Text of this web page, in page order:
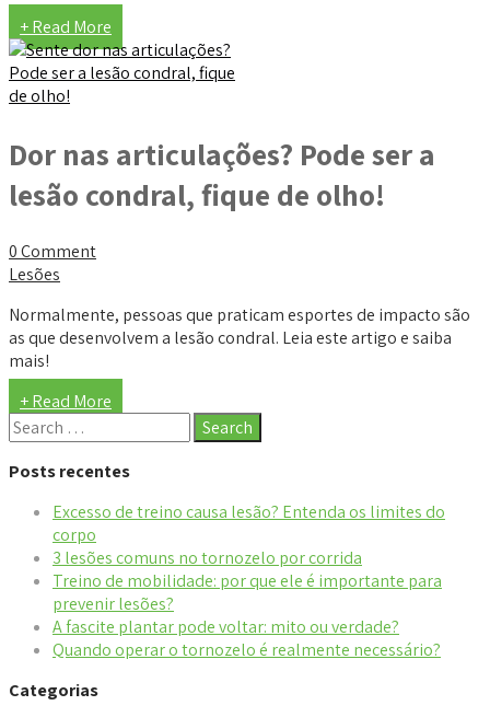
+ Read More
Dor nas articulações? Pode ser a
lesão condral, fique de olho!
0 Comment
Lesões
Normalmente, pessoas que praticam esportes de impacto são
as que desenvolvem a lesão condral. Leia este artigo e saiba
mais!
+ Read More
Posts recentes
Excesso de treino causa lesão? Entenda os limites do
corpo
3 lesões comuns no tornozelo por corrida
Treino de mobilidade: por que ele é importante para
prevenir lesões?
A fascite plantar pode voltar: mito ou verdade?
Quando operar o tornozelo é realmente necessário?
Categorias